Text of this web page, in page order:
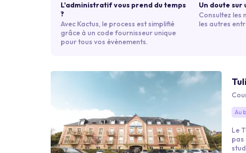
L'administratif vous prend du temps
?
Avec Kactus, le process est simplifié
grâce à un code fournisseur unique
pour tous vos évènements.
Un doute sur
Consultez les
les autres
Au
Le
pas